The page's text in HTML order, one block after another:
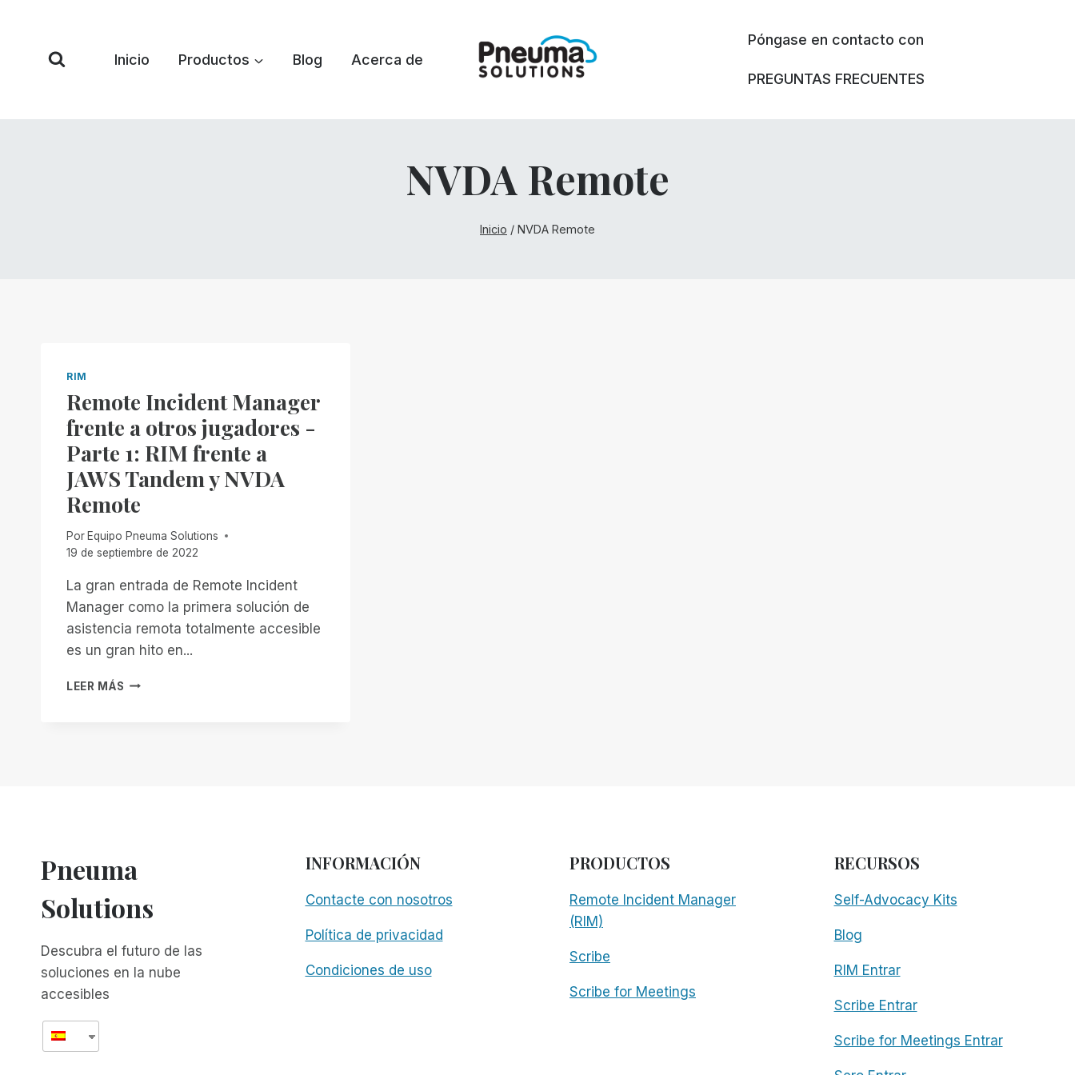
Contenido
Inicio Productos Blog Acerca de
Póngase en contacto con
PREGUNTAS FRECUENTES
NVDA Remote
Inicio / NVDA Remote
RIM
Remote Incident Manager
frente a otros jugadores -
Parte 1: RIM frente a
JAWS Tandem y NVDA
Remote
Por Equipo Pneuma Solutions
19 de septiembre de 2022
La gran entrada de Remote Incident
Manager como la primera solución de
asistencia remota totalmente accesible
es un gran hito en...
LEER MÁS REMOTE
FRENTE
A
TANDEM
NVDA
REMOTE
Pneuma
Solutions
Descubra el futuro de las
soluciones en la nube
accesibles
INFORMACIÓN
Contacte con nosotros
Política de privacidad
Condiciones de uso
PRODUCTOS
Remote Incident Manager
(RIM)
Scribe
Scribe for Meetings
RECURSOS
Self-Advocacy Kits
Blog
RIM Entrar
Scribe Entrar
Scribe for Meetings Entrar